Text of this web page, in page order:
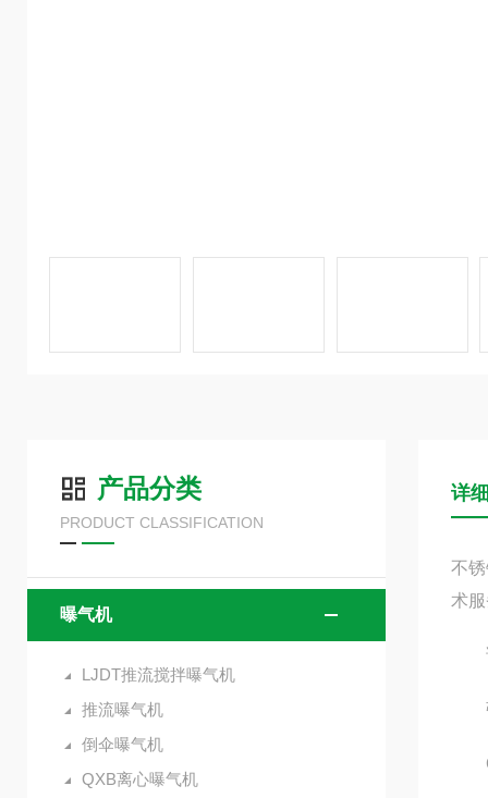
产品分类
PRODUCT CLASSIFICATION
曝气机
LJDT推流搅拌曝气机
推流曝气机
倒伞曝气机
QXB离心曝气机
详
不
术
该
强